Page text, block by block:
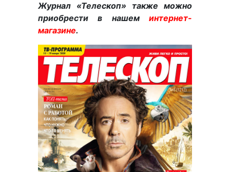
Журнал «Телескоп» также можно
приобрести в нашем интернет-
магазине.